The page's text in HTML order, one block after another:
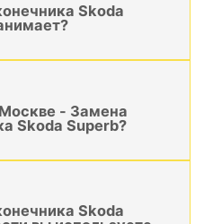
Skoda
- Замена
Skoda Superb?
Skoda